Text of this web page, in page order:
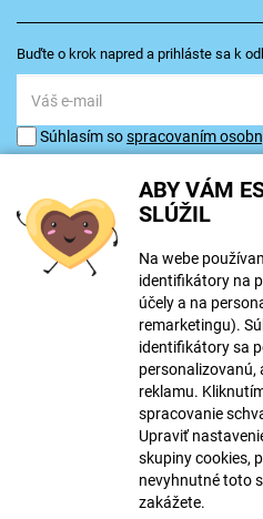
ABY VÁM
SLÚŽIL
Na webe
identifikátory na
účely a na
remarketingu).
identifikátory sa
personalizovanú,
reklamu.
spracovanie
Upraviť
skupiny cookies,
nevyhnutné toto
zakážete.
Buďte o krok napred a prihláste sa k
Súhlasím sospracovaním
Pri tvorbe obsahu mohli byť použité
© Copyright
Všetky práva
Česká
Zobraziť